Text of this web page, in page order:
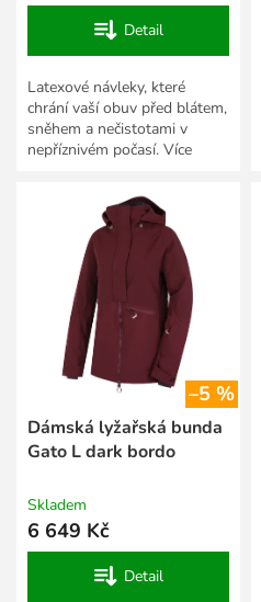
Detail
Latexové návleky, které
chrání vaší obuv před blátem,
sněhem a nečistotami v
nepříznivém počasí. Více
–5 %
Dámská lyžařská bunda
Gato L dark bordo
Skladem
6 649 Kč
Detail